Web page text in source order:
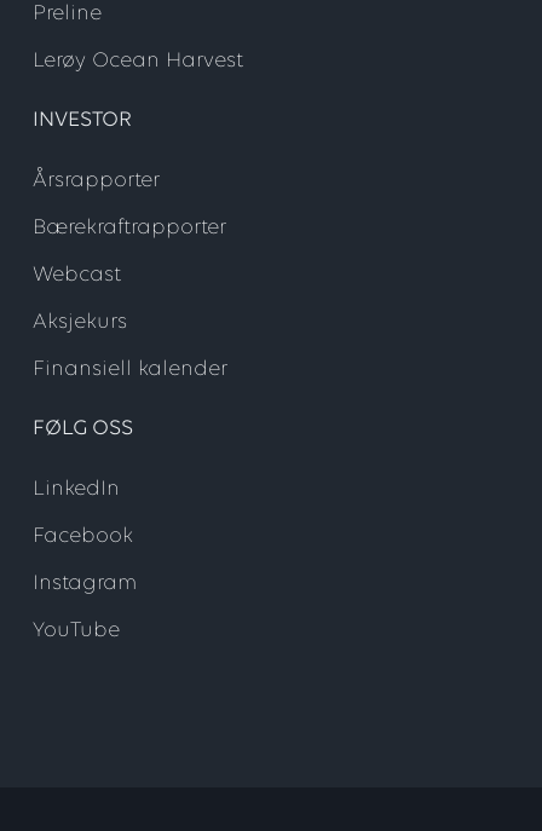
Preline
Lerøy Ocean Harvest
INVESTOR
Årsrapporter
Bærekraftrapporter
Webcast
Aksjekurs
Finansiell kalender
FØLG OSS
LinkedIn
Facebook
Instagram
YouTube